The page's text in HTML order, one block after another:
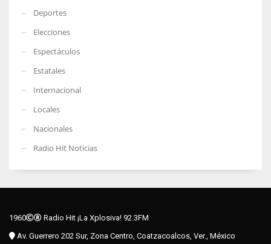
Deportes
Elecciones
Espectáculos
Estatales
Internacional
Locales
Nacionales
Radio Hit Noticias
1960
Radio Hit ¡La Xplosiva! 92.3FM
Av. Guerrero 202 Sur, Zona Centro, Coatzacoalcos, Ver., México